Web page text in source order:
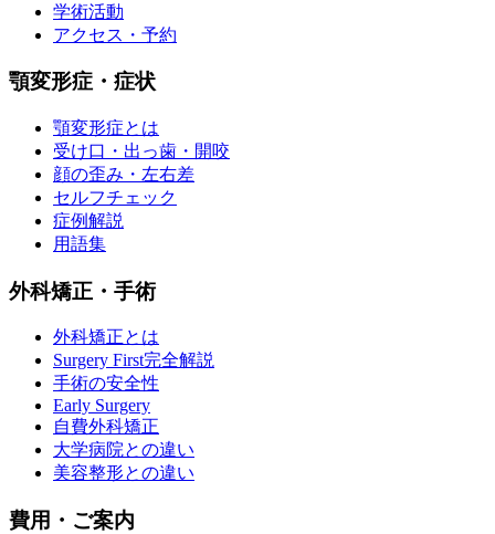
学術活動
アクセス・予約
顎変形症・症状
顎変形症とは
受け口・出っ歯・開咬
顔の歪み・左右差
セルフチェック
症例解説
用語集
外科矯正・手術
外科矯正とは
Surgery First完全解説
手術の安全性
Early Surgery
自費外科矯正
大学病院との違い
美容整形との違い
費用・ご案内